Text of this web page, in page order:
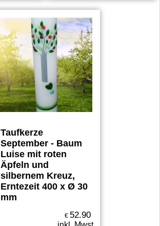
Taufkerze
September - Baum
Luise mit roten
Äpfeln und
silbernem Kreuz,
Erntezeit 400 x Ø 30
mm
€ 52.90